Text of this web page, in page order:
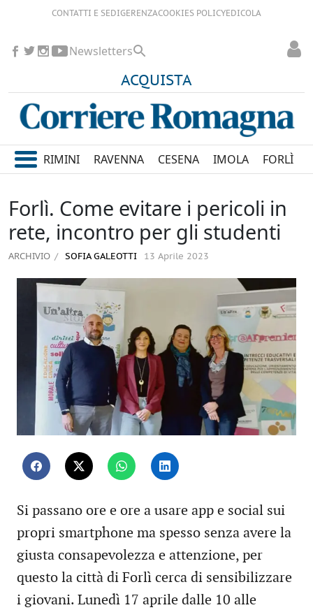
CONTATTI E SEDIGERENZACOOKIES POLICYEDICOLA
ACQUISTA
Newsletters
RIMINI RAVENNA CESENA IMOLA FORLÌ
Forlì. Come evitare i pericoli in
rete, incontro per gli studenti
ARCHIVIO SOFIA GALEOTTI 13 Aprile 2023
Si passano ore e ore a usare app e social sui
propri smartphone ma spesso senza avere la
giusta consapevolezza e attenzione, per
questo la città di Forlì cerca di sensibilizzare
i giovani. Lunedì 17 aprile dalle 10 alle